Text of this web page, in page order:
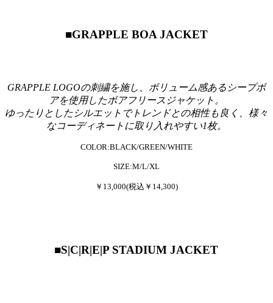
■GRAPPLE BOA JACKET
GRAPPLE LOGOの刺繍を施し、ボリューム感あるシープボ
アを使用したボアフリースジャケット。
ゆったりとしたシルエットでトレンドとの相性も良く、様々
なコーディネートに取り入れやすい1枚。
COLOR:BLACK/GREEN/WHITE
SIZE:M/L/XL
￥13,000(税込￥14,300)
■S|C|R|E|P STADIUM JACKET